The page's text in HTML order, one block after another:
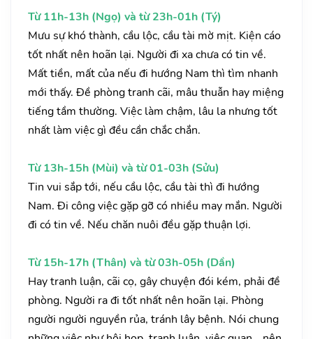
Từ 11h-13h (Ngọ) và từ 23h-01h (Tý)
Mưu sự khó thành, cầu lộc, cầu tài mờ mịt. Kiện cáo
tốt nhất nên hoãn lại. Người đi xa chưa có tin về.
Mất tiền, mất của nếu đi hướng Nam thì tìm nhanh
mới thấy. Đề phòng tranh cãi, mâu thuẫn hay miệng
tiếng tầm thường. Việc làm chậm, lâu la nhưng tốt
nhất làm việc gì đều cần chắc chắn.
Từ 13h-15h (Mùi) và từ 01-03h (Sửu)
Tin vui sắp tới, nếu cầu lộc, cầu tài thì đi hướng
Nam. Đi công việc gặp gỡ có nhiều may mắn. Người
đi có tin về. Nếu chăn nuôi đều gặp thuận lợi.
Từ 15h-17h (Thân) và từ 03h-05h (Dần)
Hay tranh luận, cãi cọ, gây chuyện đói kém, phải đề
phòng. Người ra đi tốt nhất nên hoãn lại. Phòng
người người nguyền rủa, tránh lây bệnh. Nói chung